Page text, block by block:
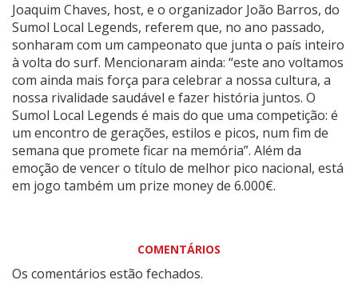
Joaquim Chaves, host, e o organizador João Barros, do
Sumol Local Legends, referem que, no ano passado,
sonharam com um campeonato que junta o país inteiro
à volta do surf. Mencionaram ainda: “este ano voltamos
com ainda mais força para celebrar a nossa cultura, a
nossa rivalidade saudável e fazer história juntos. O
Sumol Local Legends é mais do que uma competição: é
um encontro de gerações, estilos e picos, num fim de
semana que promete ficar na memória”. Além da
emoção de vencer o título de melhor pico nacional, está
em jogo também um prize money de 6.000€.
COMENTÁRIOS
Os comentários estão fechados.